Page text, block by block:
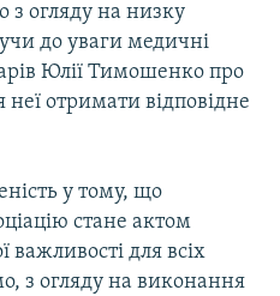
огляду на низку
до уваги медичні
Юлії Тимошенко про
неї отримати відповідне
у тому, що
стане актом
важливості для всіх
з огляду на виконання